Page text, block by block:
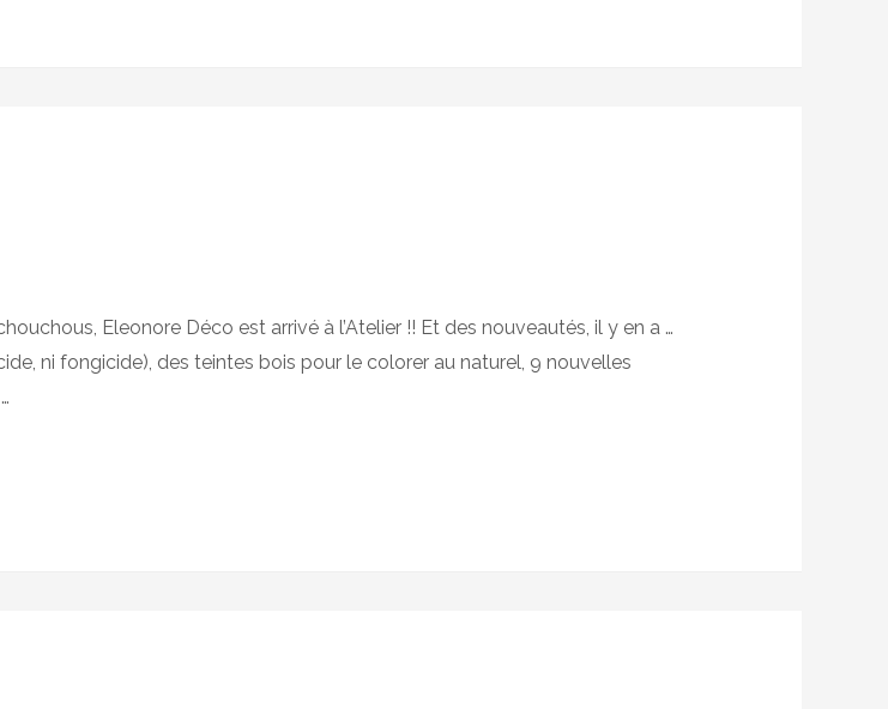
Eleonore Déco est arrivé à l’Atelier !! Et des nouveautés, il y en a …
ni fongicide), des teintes bois pour le colorer au naturel, 9 nouvelles